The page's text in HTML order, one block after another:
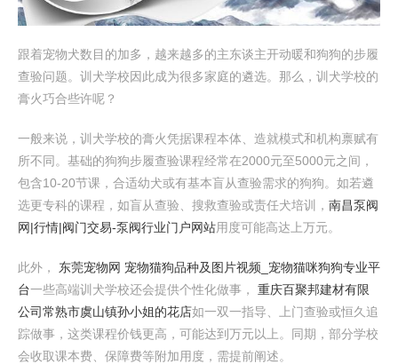
跟着宠物犬数目的加多，越来越多的主东谈主开动暖和狗狗的步履
查验问题。训犬学校因此成为很多家庭的遴选。那么，训犬学校的
膏火巧合些许呢？
一般来说，训犬学校的膏火凭据课程本体、造就模式和机构禀赋有
所不同。基础的狗狗步履查验课程经常在2000元至5000元之间，
包含10-20节课，合适幼犬或有基本盲从查验需求的狗狗。如若遴
选更专科的课程，如盲从查验、搜救查验或责任犬培训， 南昌泵阀
网|行情|阀门交易-泵阀行业门户网站用度可能高达上万元。
此外， 东莞宠物网 宠物猫狗品种及图片视频_宠物猫咪狗狗专业平
台一些高端训犬学校还会提供个性化做事， 重庆百聚邦建材有限
公司常熟市虞山镇孙小姐的花店如一双一指导、上门查验或恒久追
踪做事，这类课程价钱更高，可能达到万元以上。同期，部分学校
会收取课本费、保障费等附加用度，需提前阐述。